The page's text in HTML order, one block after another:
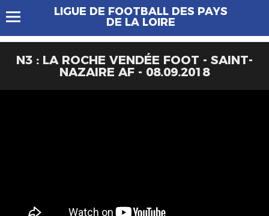
LIGUE DE FOOTBALL DES PAYS
DE LA LOIRE
N3 : LA ROCHE VENDÉE FOOT - SAINT-
NAZAIRE AF - 08.09.2018